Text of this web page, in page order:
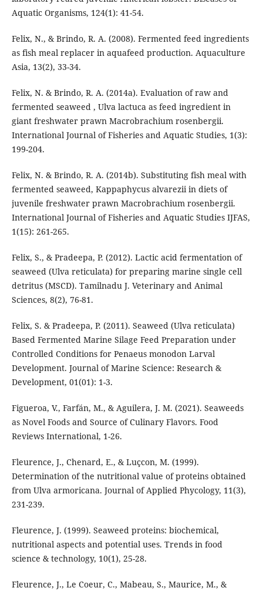
Aquatic Organisms, 124(1): 41-54.
Felix, N., & Brindo, R. A. (2008). Fermented feed ingredients
as fish meal replacer in aquafeed production. Aquaculture
Asia, 13(2), 33-34.
Felix, N. & Brindo, R. A. (2014a). Evaluation of raw and
fermented seaweed , Ulva lactuca as feed ingredient in
giant freshwater prawn Macrobrachium rosenbergii.
International Journal of Fisheries and Aquatic Studies, 1(3):
199-204.
Felix, N. & Brindo, R. A. (2014b). Substituting fish meal with
fermented seaweed, Kappaphycus alvarezii in diets of
juvenile freshwater prawn Macrobrachium rosenbergii.
International Journal of Fisheries and Aquatic Studies IJFAS,
1(15): 261-265.
Felix, S., & Pradeepa, P. (2012). Lactic acid fermentation of
seaweed (Ulva reticulata) for preparing marine single cell
detritus (MSCD). Tamilnadu J. Veterinary and Animal
Sciences, 8(2), 76-81.
Felix, S. & Pradeepa, P. (2011). Seaweed (Ulva reticulata)
Based Fermented Marine Silage Feed Preparation under
Controlled Conditions for Penaeus monodon Larval
Development. Journal of Marine Science: Research &
Development, 01(01): 1-3.
Figueroa, V., Farfán, M., & Aguilera, J. M. (2021). Seaweeds
as Novel Foods and Source of Culinary Flavors. Food
Reviews International, 1-26.
Fleurence, J., Chenard, E., & Luçcon, M. (1999).
Determination of the nutritional value of proteins obtained
from Ulva armoricana. Journal of Applied Phycology, 11(3),
231-239.
Fleurence, J. (1999). Seaweed proteins: biochemical,
nutritional aspects and potential uses. Trends in food
science & technology, 10(1), 25-28.
Fleurence, J., Le Coeur, C., Mabeau, S., Maurice, M., &